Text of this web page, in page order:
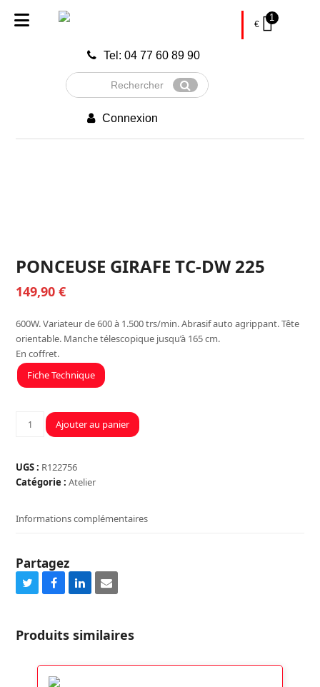
Tel: 04 77 60 89 90
Rechercher
Envoyer
Connexion
€
1
PONCEUSE GIRAFE TC-DW 225
149,90€
600W. Variateur de 600 à 1.500 trs/min. Abrasif auto agrippant. Tête
orientable. Manche télescopique jusqu’à 165 cm.
En coffret.
Fiche Technique
quantité
GIRAFE
TC-
Ajouter au panier
UGS : R122756
Catégorie : Atelier
Informations complémentaires
Partagez
Share
Twitter
Share
Facebook
Share
LinkedIn
Share
Email
Produits similaires